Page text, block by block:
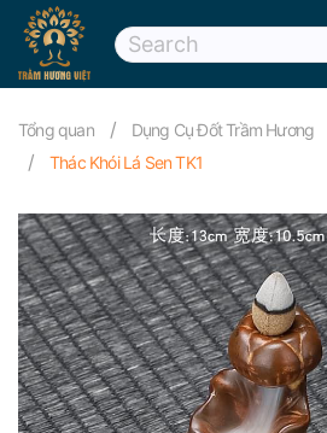
Skip to main content
Tổng quan Dụng Cụ Đốt Trầm Hương
Thác Khói Lá Sen TK1